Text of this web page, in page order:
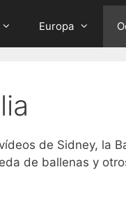
Europa
de Sidney, la
de ballenas y